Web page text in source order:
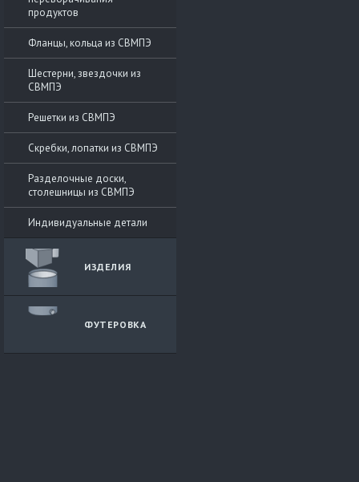
продуктов
Фланцы, кольца из СВМПЭ
Шестерни, звездочки из
СВМПЭ
Решетки из СВМПЭ
Скребки, лопатки из СВМПЭ
Разделочные доски,
столешницы из СВМПЭ
Индивидуальные детали
ИЗДЕЛИЯ
ФУТЕРОВКА